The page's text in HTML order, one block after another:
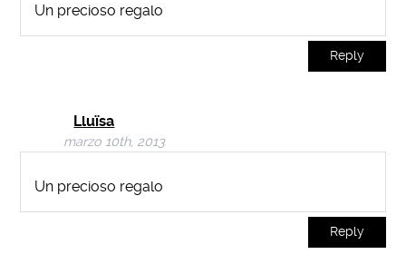
Un precioso regalo
Reply
Lluïsa
marzo 10th, 2013
Un precioso regalo
Reply